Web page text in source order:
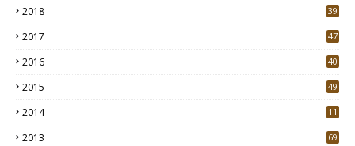
2018
39
2017
47
2016
40
2015
49
2014 11
2013 69